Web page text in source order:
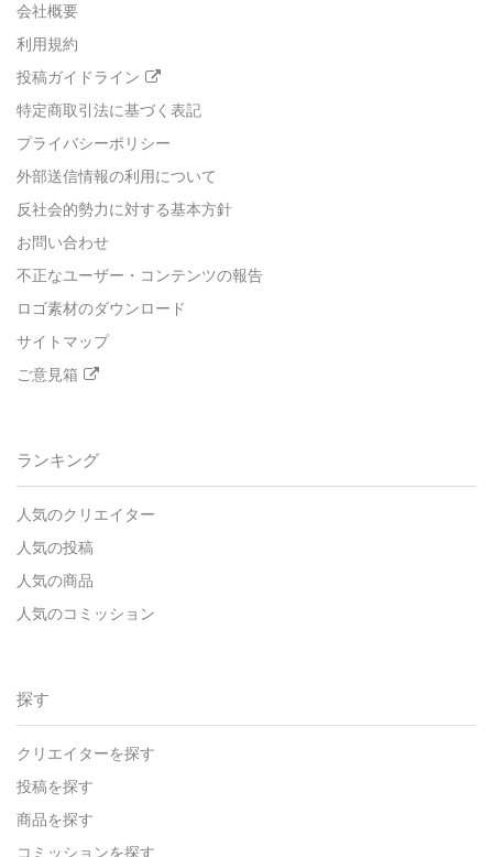
会社概要
利用規約
投稿ガイドライン
特定商取引法に基づく表記
プライバシーポリシー
外部送信情報の利用について
反社会的勢力に対する基本方針
お問い合わせ
不正なユーザー・コンテンツの報告
ロゴ素材のダウンロード
サイトマップ
ご意見箱
ランキング
人気のクリエイター
人気の投稿
人気の商品
人気のコミッション
探す
クリエイターを探す
投稿を探す
商品を探す
コミッションを探す